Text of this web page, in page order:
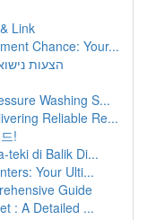
Link
Chance: Your...
הצעות
Washing S...
Reliable Re...
!
teki di Balik Di...
Your Ulti...
Guide
: A Detailed ...